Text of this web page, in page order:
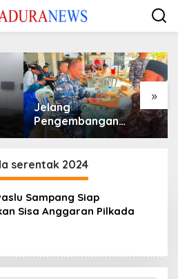
»
Jelang
Pengembangan
Lapangan Hidayah,
Madura II Perkuat
Sinergi dengan
serentak 2024
Sampang Siap
Sisa Anggaran Pilkada